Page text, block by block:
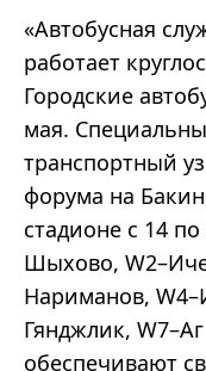
«Автобусная
работает
Городские
мая.
транспортный
форума на
стадионе с 14
Шыхово,
Нариманов,
Гянджлик,
обеспечивают